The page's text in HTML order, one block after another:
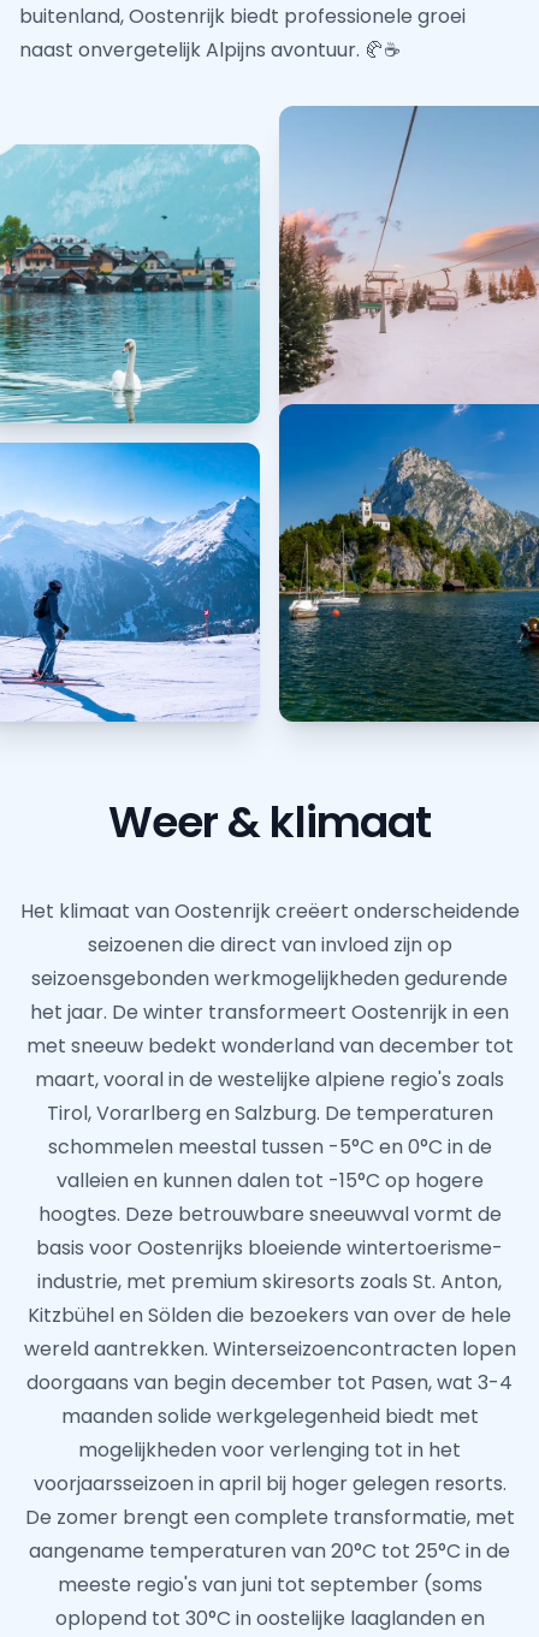
buitenland, Oostenrijk biedt professionele groei
naast onvergetelijk Alpijns avontuur. 🥐☕
Weer & klimaat
Het klimaat van Oostenrijk creëert onderscheidende
seizoenen die direct van invloed zijn op
seizoensgebonden werkmogelijkheden gedurende
het jaar. De winter transformeert Oostenrijk in een
met sneeuw bedekt wonderland van december tot
maart, vooral in de westelijke alpiene regio's zoals
Tirol, Vorarlberg en Salzburg. De temperaturen
schommelen meestal tussen -5°C en 0°C in de
valleien en kunnen dalen tot -15°C op hogere
hoogtes. Deze betrouwbare sneeuwval vormt de
basis voor Oostenrijks bloeiende wintertoerisme-
industrie, met premium skiresorts zoals St. Anton,
Kitzbühel en Sölden die bezoekers van over de hele
wereld aantrekken. Winterseizoencontracten lopen
doorgaans van begin december tot Pasen, wat 3-4
maanden solide werkgelegenheid biedt met
mogelijkheden voor verlenging tot in het
voorjaarsseizoen in april bij hoger gelegen resorts.
De zomer brengt een complete transformatie, met
aangename temperaturen van 20°C tot 25°C in de
meeste regio's van juni tot september (soms
oplopend tot 30°C in oostelijke laaglanden en